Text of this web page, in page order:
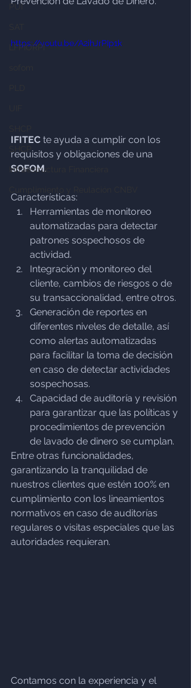
PUI
LFPIORPI
Infraestructura Financiera
https://youtu.be/A2ihJrPIp1k
IFITEC te ayuda a cumplir con los
requisitos y obligaciones de una
SOFOM.
Características:
Herramientas de monitoreo
automatizadas para detectar
patrones sospechosos de
actividad.
Integración y monitoreo del
cliente, cambios de riesgos o de
su transaccionalidad, entre otros.
Generación de reportes en
diferentes niveles de detalle, así
como alertas automatizadas
para facilitar la toma de decisión
en caso de detectar actividades
sospechosas.
Capacidad de auditoría y revisión
para garantizar que las políticas y
procedimientos de prevención
de lavado de dinero se cumplan.
Entre otras funcionalidades,
garantizando la tranquilidad de
nuestros clientes que estén 100% en
cumplimiento con los lineamientos
normativos en caso de auditorías
regulares o visitas especiales que las
autoridades requieran.
Contamos con la experiencia y el